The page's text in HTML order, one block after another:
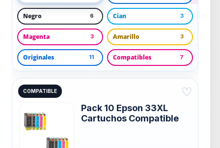
Negro 6 Cian 3
Magenta 3 Amarillo 3
Originales 11 Compatibles 7
COMPATIBLE ♡
Pack 10 Epson 33XL
Cartuchos Compatible